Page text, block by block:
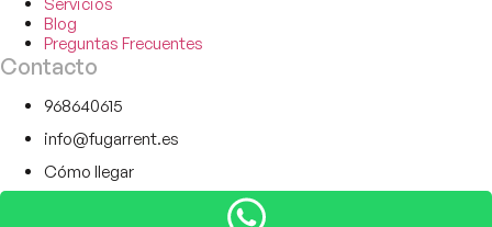
Servicios
Blog
Preguntas Frecuentes
Contacto
968640615
info@fugarrent.es
Cómo llegar